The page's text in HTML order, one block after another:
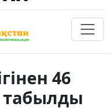
46
табылды